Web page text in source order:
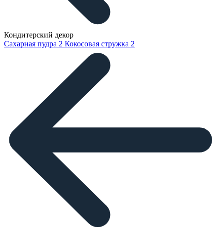
Кондитерский декор
Сахарная пудра 2 Кокосовая стружка 2